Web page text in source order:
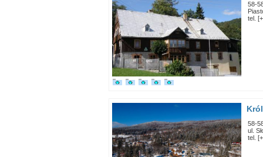
58-
tel.
58-
ul.
tel.